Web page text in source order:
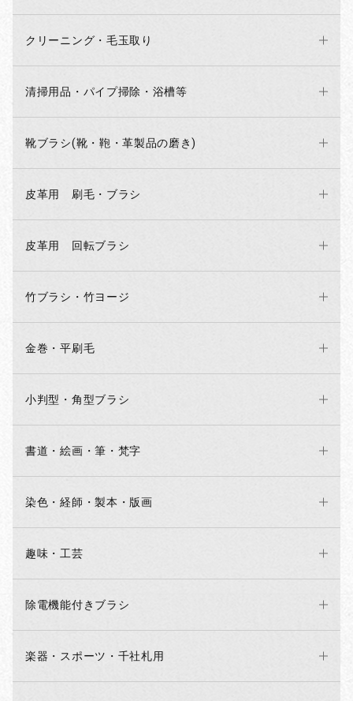
クリーニング・毛玉取り
清掃用品・パイプ掃除・浴槽等
靴ブラシ(靴・鞄・革製品の磨き)
皮革用 刷毛・ブラシ
皮革用 回転ブラシ
竹ブラシ・竹ヨージ
金巻・平刷毛
小判型・角型ブラシ
書道・絵画・筆・梵字
染色・経師・製本・版画
趣味・工芸
除電機能付きブラシ
楽器・スポーツ・千社札用